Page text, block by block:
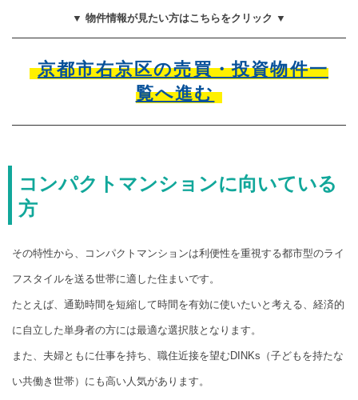
▼ 物件情報が見たい方はこちらをクリック ▼
京都市右京区の売買・投資物件一
覧へ進む
コンパクトマンションに向いている
方
その特性から、コンパクトマンションは利便性を重視する都市型のライ
フスタイルを送る世帯に適した住まいです。
たとえば、通勤時間を短縮して時間を有効に使いたいと考える、経済的
に自立した単身者の方には最適な選択肢となります。
また、夫婦ともに仕事を持ち、職住近接を望むDINKs（子どもを持たな
い共働き世帯）にも高い人気があります。